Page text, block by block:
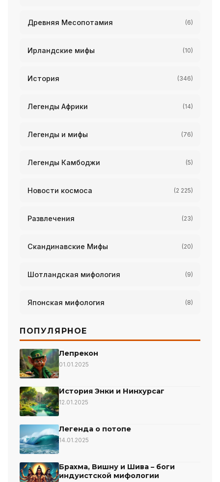
Древняя Месопотамия (6)
Ирландские мифы (10)
История (346)
Легенды Африки (14)
Легенды и мифы (76)
Легенды Камбоджи (5)
Новости космоса (2 225)
Развлечения (23)
Скандинавские Мифы (20)
Шотландская мифология (9)
Японская мифология (8)
ПОПУЛЯРНОЕ
Лепрекон
01.01.2025
История Энки и Нинхурсаг
12.01.2025
Легенда о потопе
14.01.2025
Брахма, Вишну и Шива – боги
индуистской мифологии